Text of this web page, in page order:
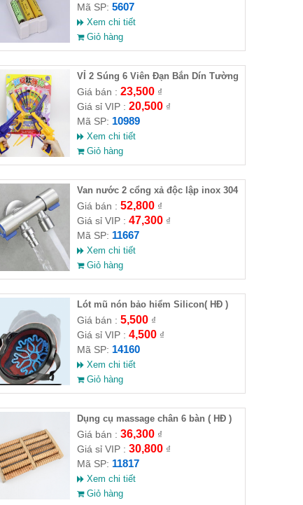
Mã SP: 5607
Xem chi tiết
Giỏ hàng
VỈ 2 Súng 6 Viên Đạn Bắn Dín Tường
Giá bán : 23,500₫
Giá sỉ VIP : 20,500₫
Mã SP: 10989
Xem chi tiết
Giỏ hàng
Van nước 2 cổng xả độc lập inox 304
( Full VAT )
Giá bán : 52,800₫
Giá sỉ VIP : 47,300₫
Mã SP: 11667
Xem chi tiết
Giỏ hàng
Lót mũ nón bảo hiểm Silicon( HĐ )
Giá bán : 5,500₫
Giá sỉ VIP : 4,500₫
Mã SP: 14160
Xem chi tiết
Giỏ hàng
Dụng cụ massage chân 6 bàn ( HĐ )
Giá bán : 36,300₫
Giá sỉ VIP : 30,800₫
Mã SP: 11817
Xem chi tiết
Giỏ hàng